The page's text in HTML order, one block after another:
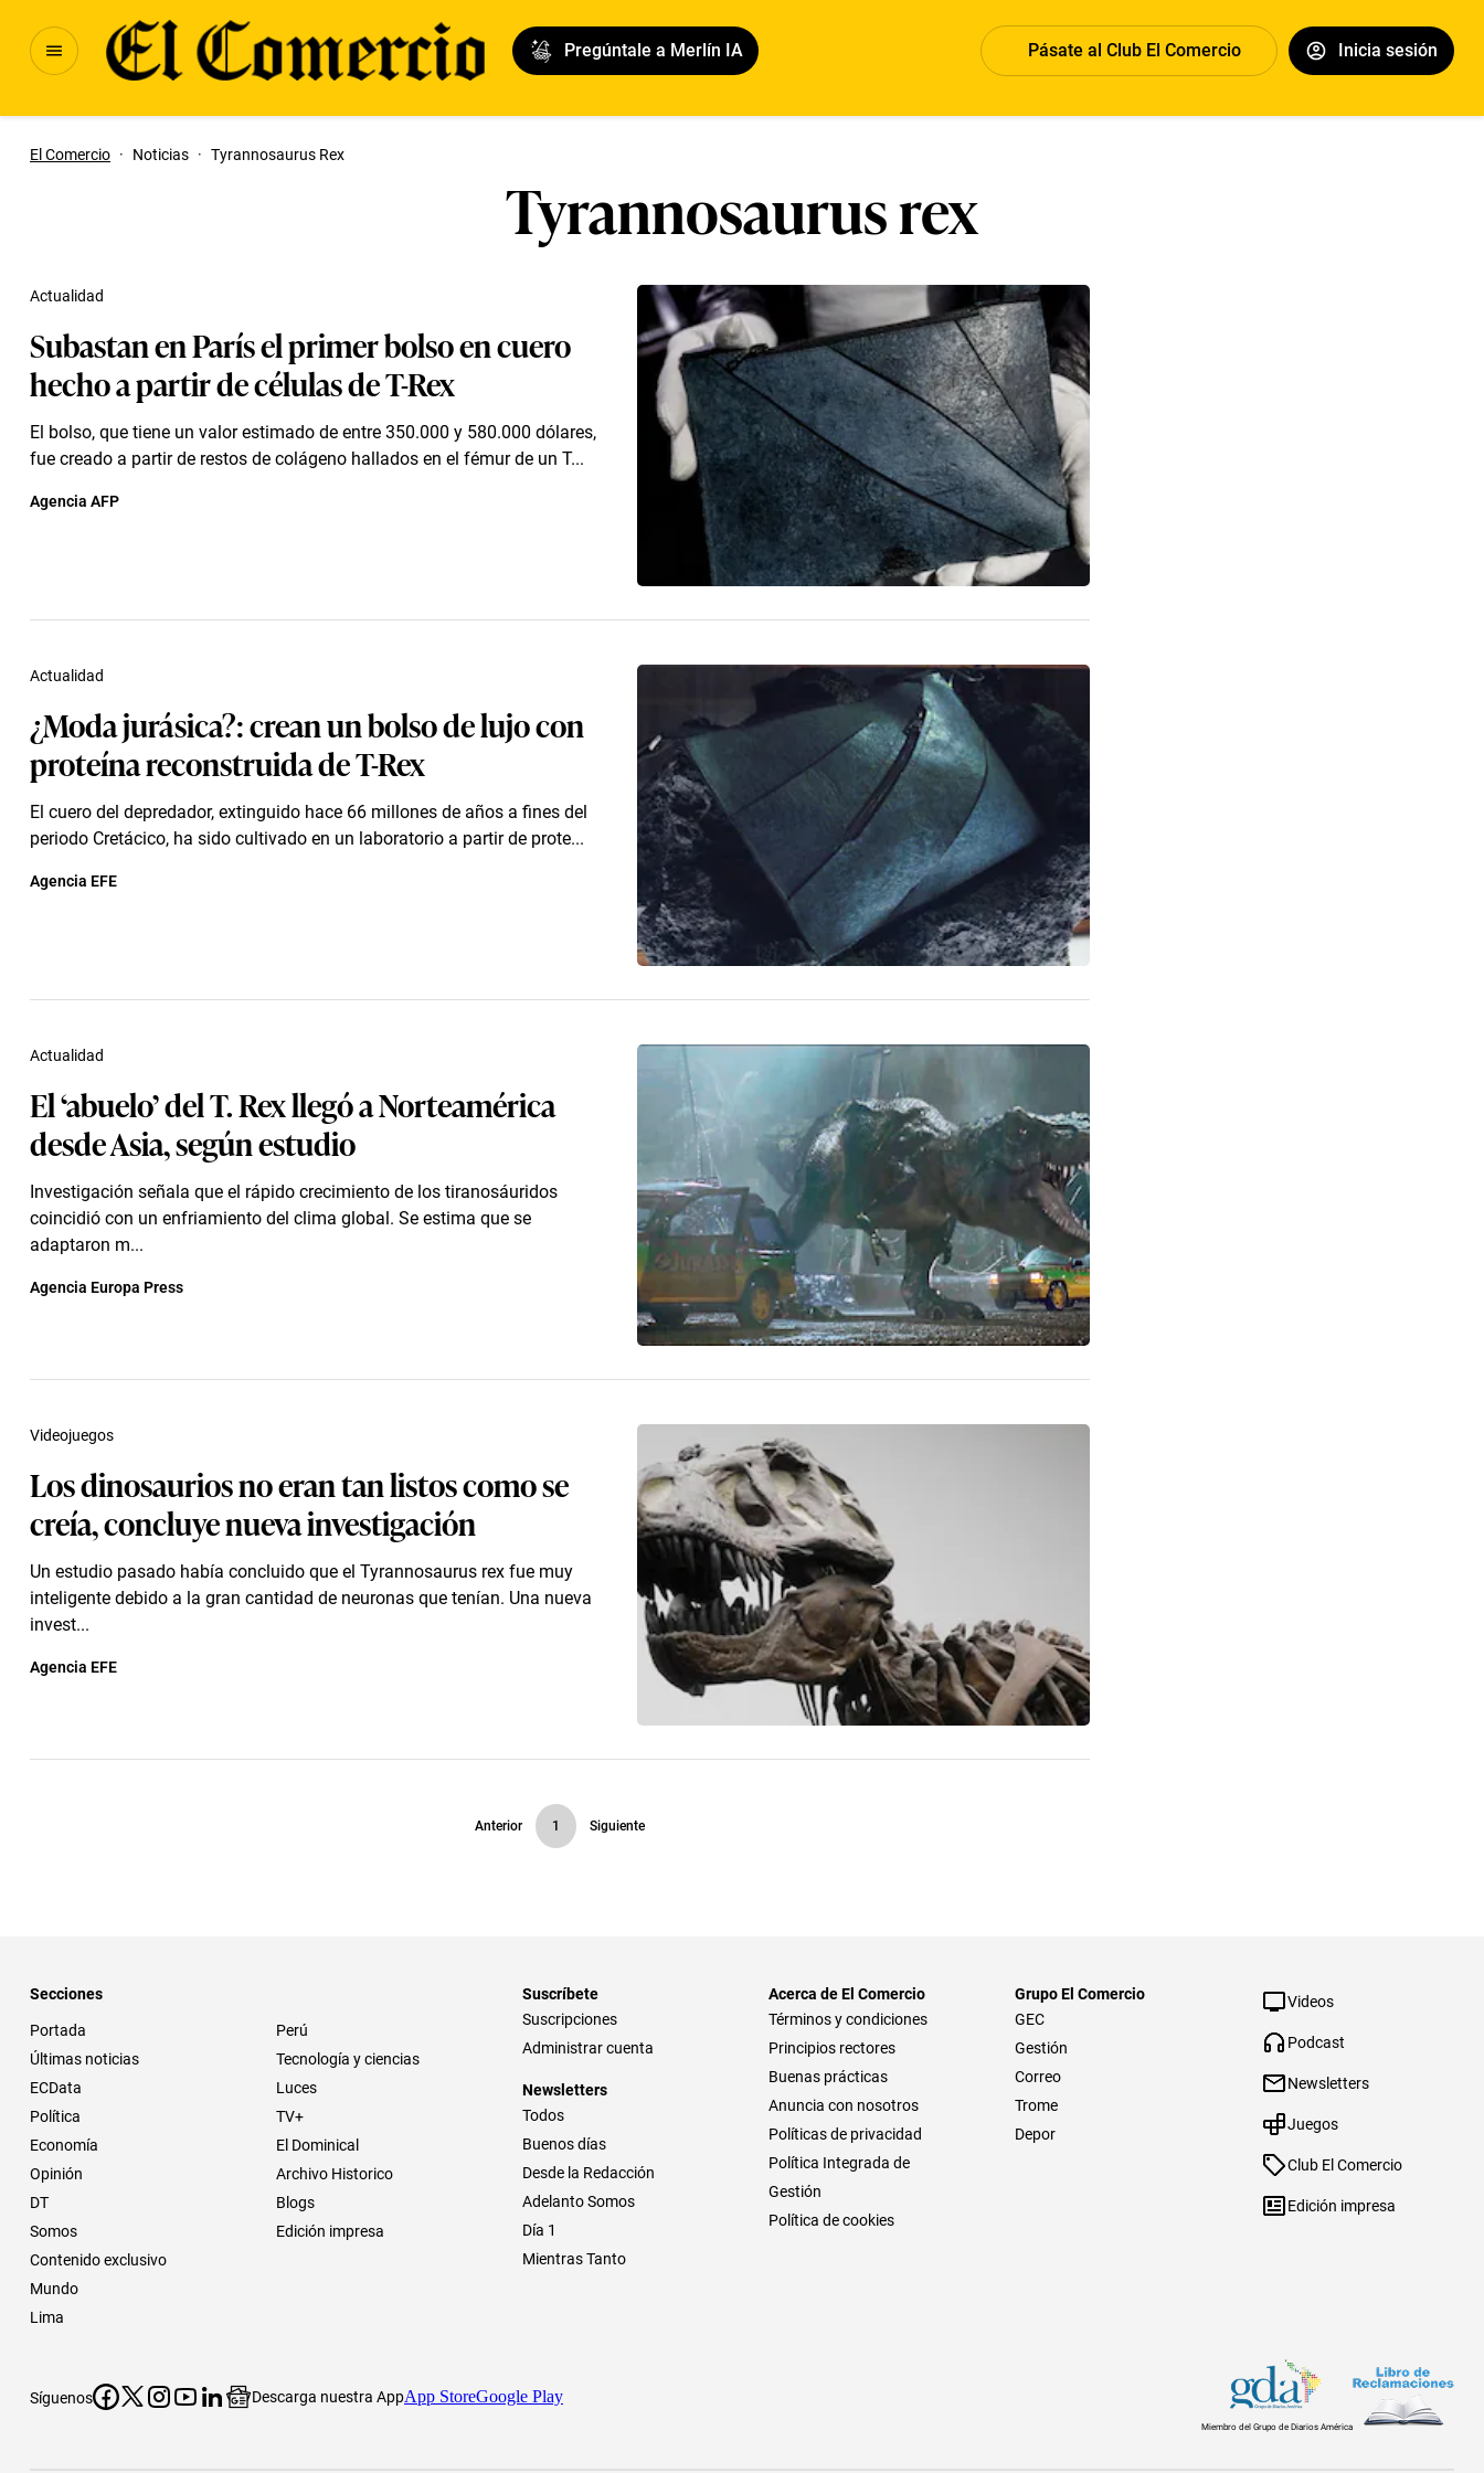
Pregúntale a Merlín IA Pásate al Club El Comercio Inicia sesión
El Comercio · Noticias · Tyrannosaurus Rex
Tyrannosaurus rex
Subastan en París el primer bolso en cuero
hecho a partir de células de T-Rex
El bolso, que tiene un valor estimado de entre 350.000 y 580.000 dólares,
fue creado a partir de restos de colágeno hallados en el fémur de un T...
Actualidad
Agencia AFP
¿Moda jurásica?: crean un bolso de lujo con
proteína reconstruida de T-Rex
El cuero del depredador, extinguido hace 66 millones de años a fines del
periodo Cretácico, ha sido cultivado en un laboratorio a partir de prote...
Actualidad
Agencia EFE
El ‘abuelo’ del T. Rex llegó a Norteamérica
desde Asia, según estudio
Investigación señala que el rápido crecimiento de los tiranosáuridos
coincidió con un enfriamiento del clima global. Se estima que se
adaptaron m...
Actualidad
Agencia Europa Press
Los dinosaurios no eran tan listos como se
creía, concluye nueva investigación
Un estudio pasado había concluido que el Tyrannosaurus rex fue muy
inteligente debido a la gran cantidad de neuronas que tenían. Una nueva
invest...
Videojuegos
Agencia EFE
Anterior 1 Siguiente
Secciones
Portada
Últimas noticias
ECData
Política
Economía
Opinión
DT
Somos
Contenido exclusivo
Mundo
Lima
Perú
Tecnología y ciencias
Luces
TV+
El Dominical
Archivo Historico
Blogs
Edición impresa
Suscríbete
Suscripciones
Administrar cuenta
Newsletters
Todos
Buenos días
Desde la Redacción
Adelanto Somos
Día 1
Mientras Tanto
Acerca de El Comercio
Términos y condiciones
Principios rectores
Buenas prácticas
Anuncia con nosotros
Políticas de privacidad
Política Integrada de
Gestión
Política de cookies
Grupo El Comercio
GEC
Gestión
Correo
Trome
Depor
Videos
Podcast
Newsletters
Juegos
Club El Comercio
Edición impresa
Síguenos Descarga nuestra AppApp StoreGoogle Play
Miembro del Grupo de Diarios América